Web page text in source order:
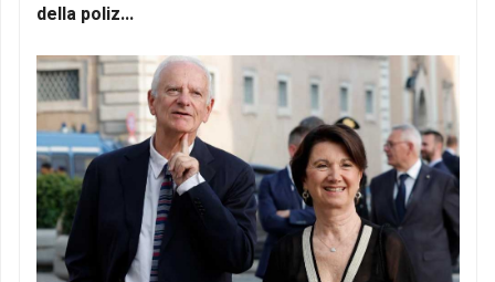
della poliz...